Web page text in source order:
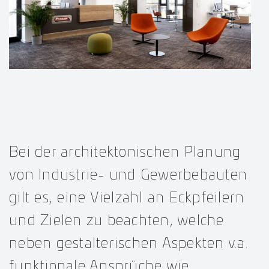
Bei der architektonischen Planung
von Industrie- und Gewerbebauten
gilt es, eine Vielzahl an Eckpfeilern
und Zielen zu beachten, welche
neben gestalterischen Aspekten v.a.